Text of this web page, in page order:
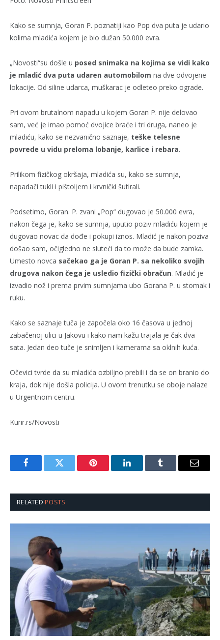
Kako se sumnja, Goran P. poznatiji kao Pop dva puta je udario
kolima mladića kojem je bio dužan 50.000 evra.
„Novosti“su došle u posed snimaka na kojima se vidi kako
je mladić dva puta udaren automobilom na dve odvojene
lokacije. Od siline udarca, muškarac je odleteo preko ograde.
Pri ovom brutalnom napadu u kojem Goran P. nije delovao
sam, već je imao pomoć dvojice braće i tri druga, naneo je
mladiću, kako se nezvanično saznaje, teške telesne
povrede u vidu preloma lobanje, karlice i rebara.
Prilikom fizičkog okršaja, mladića su, kako se sumnja,
napadači tukli i pištoljem i krvnički šutirali.
Podsetimo, Goran. P. zvani „Pop“ dugovao je 50.000 evra,
nakon čega je, kako se sumnja, uputio poziv mladiću kojem je
dugovao novac da dođe i pokupi iznos. Mladić je nakon poziva
došao sam, očigledno ne sluteći da to može da bude zamka.
Umesto novca sačekao ga je Goran P. sa nekoliko svojih
drugova nakon čega je usledio fizički obračun. Mladić je
izvadio nož i prema prvim sumnjama ubo Gorana P. u stomak i
ruku.
Kako se saznaje tuča je započela oko 16 časova u jednoj
zabačenoj ulici u Jakovu i kako nam kažu trajala je čak dva
sata. Jedan deo tuče je snimljen i kamerama sa oklnih kuća.
Očevici tvrde da su mladića ozbiljno prebili i da se on branio do
kraja, dok nije došla policija. U ovom trenutku se oboje nalaze
u Urgentnom centru.
Kurir.rs/Novosti
FacebookTwitter Pinterest LinkedInTumblr Email
RELATEDPOSTS